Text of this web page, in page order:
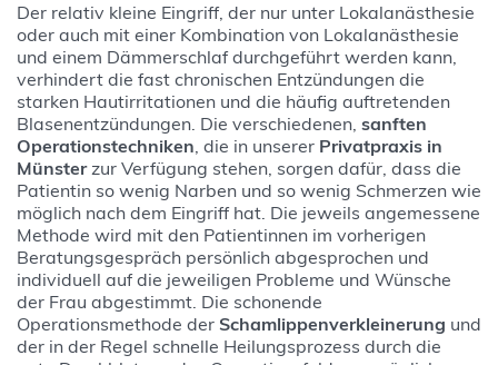
Der relativ kleine Eingriff, der nur unter Lokalanästhesie
oder auch mit einer Kombination von Lokalanästhesie
und einem Dämmerschlaf durchgeführt werden kann,
verhindert die fast chronischen Entzündungen die
starken Hautirritationen und die häufig auftretenden
Blasenentzündungen. Die verschiedenen, sanften
Operationstechniken, die in unserer Privatpraxis in
Münsterzur Verfügung stehen, sorgen dafür, dass die
Patientin so wenig Narben und so wenig Schmerzen wie
möglich nach dem Eingriff hat. Die jeweils angemessene
Methode wird mit den Patientinnen im vorherigen
Beratungsgespräch persönlich abgesprochen und
individuell auf die jeweiligen Probleme und Wünsche
der Frau abgestimmt. Die schonende
Operationsmethode der Schamlippenverkleinerung und
der in der Regel schnelle Heilungsprozess durch die